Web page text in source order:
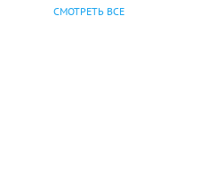
СМОТРЕТЬ ВСЕ